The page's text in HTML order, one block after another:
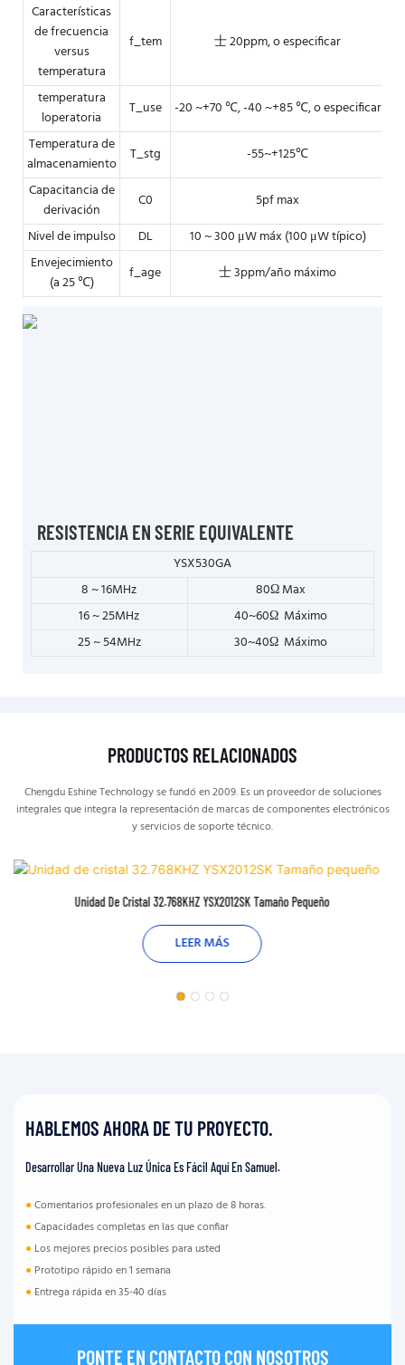
Características
de frecuencia
versus
temperatura
f_tem 士 20ppm, o especificar
temperatura
loperatoria
T_use
-20 ~+70 ℃, -40 ~+85 ℃, o especificar
Temperatura de
almacenamiento
T_stg
-55~+125℃
Capacitancia de
derivación
C0
5pf max
Nivel de impulso
DL
10 ~ 300 μW máx (100 μW típico)
Envejecimiento
(a 25 ℃)
f_age 士 3ppm/año máximo
RESISTENCIA EN SERIE EQUIVALENTE
YSX530GA
8 ~ 16MHz
80Ω Max
16 ~ 25MHz
40~60Ω Máximo
25 ~ 54MHz
30~40Ω Máximo
PRODUCTOS RELACIONADOS
Chengdu Eshine Technology se fundó en 2009. Es un proveedor de soluciones
integrales que integra la representación de marcas de componentes electrónicos
y servicios de soporte técnico.
Unidad De Cristal 32.768KHZ YSX2012SK Tamaño Pequeño
LEER MÁS
HABLEMOS AHORA DE TU PROYECTO.
Desarrollar Una Nueva Luz Única Es Fácil Aquí En Samuel.
●Comentarios profesionales en un plazo de 8 horas.
●Capacidades completas en las que confiar
● Los mejores precios posibles para usted
● Prototipo rápido en 1 semana
● Entrega rápida en 35-40 días
PONTE EN CONTACTO CON NOSOTROS